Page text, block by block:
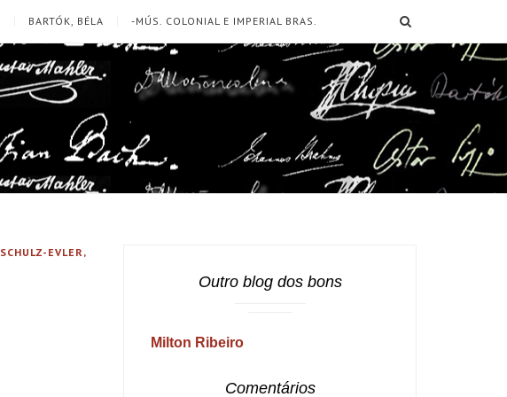
BARTÓK, BÉLA -MÚS. COLONIAL E IMPERIAL BRAS.
SCHULZ-EVLER,
Outro blog dos bons
Milton Ribeiro
Comentários